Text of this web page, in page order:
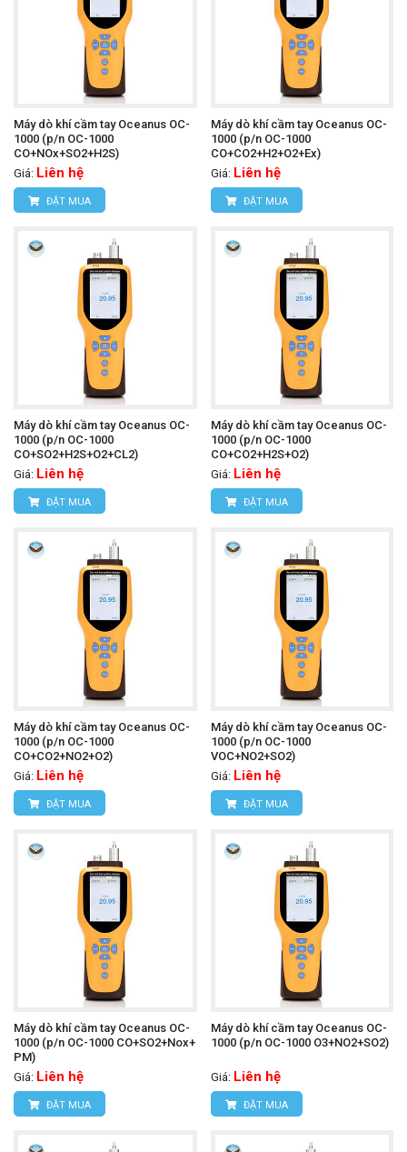
Máy dò khí cầm tay Oceanus OC-
1000 (p/n OC-1000
CO+NOx+SO2+H2S)
Giá: Liên hệ
ĐẶT MUA
Máy dò khí cầm tay Oceanus OC-
1000 (p/n OC-1000
CO+CO2+H2+O2+Ex)
Giá: Liên hệ
ĐẶT MUA
Máy dò khí cầm tay Oceanus OC-
1000 (p/n OC-1000
CO+SO2+H2S+O2+CL2)
Giá: Liên hệ
ĐẶT MUA
Máy dò khí cầm tay Oceanus OC-
1000 (p/n OC-1000
CO+CO2+H2S+O2)
Giá: Liên hệ
ĐẶT MUA
Máy dò khí cầm tay Oceanus OC-
1000 (p/n OC-1000
CO+CO2+NO2+O2)
Giá: Liên hệ
ĐẶT MUA
Máy dò khí cầm tay Oceanus OC-
1000 (p/n OC-1000
VOC+NO2+SO2)
Giá: Liên hệ
ĐẶT MUA
Máy dò khí cầm tay Oceanus OC-
1000 (p/n OC-1000 CO+SO2+Nox+
PM)
Giá: Liên hệ
ĐẶT MUA
Máy dò khí cầm tay Oceanus OC-
1000 (p/n OC-1000 O3+NO2+SO2)
Giá: Liên hệ
ĐẶT MUA